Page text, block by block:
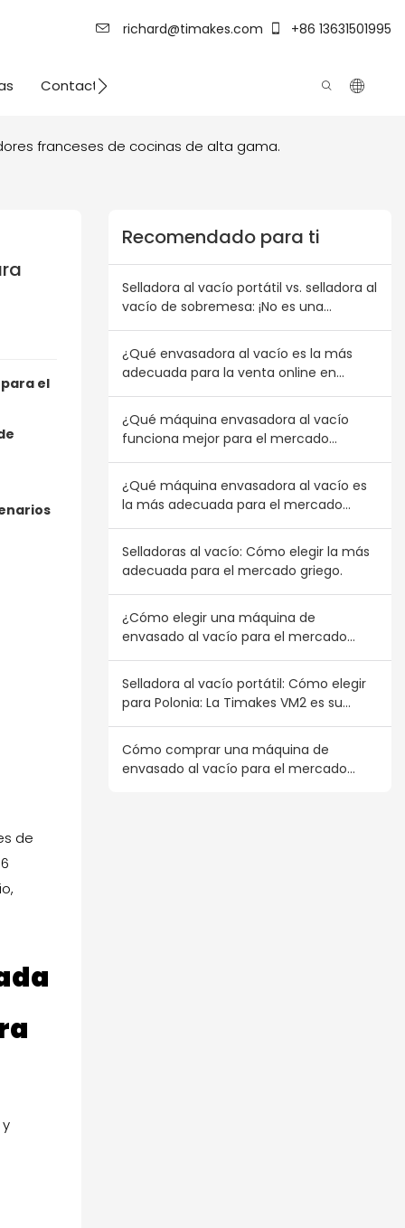
richard@timakes.com +86 13631501995
Contacto
franceses de cocinas de alta gama.
el
de
Recomendado para ti
Selladora al vacío portátil vs. selladora al
vacío de sobremesa: ¡No es una
combinación de inventario para
mayoristas australianos y
neozelandeses
¿Qué envasadora al vacío es la más
adecuada para la venta online en
¿Qué máquina envasadora al vacío
funciona mejor para el mercado
¿Qué máquina envasadora al vacío es
la más adecuada para el mercado
Selladoras al vacío: Cómo elegir la más
adecuada para el mercado griego.
¿Cómo elegir una máquina de
envasado al vacío para el mercado
Selladora al vacío portátil: Cómo elegir
para Polonia: La Timakes VM2 es su
Cómo comprar una máquina de
envasado al vacío para el mercado